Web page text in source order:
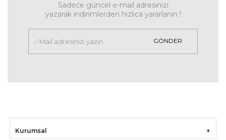
Sadece güncel e-mail adresinizi
yazarak indirimlerden hızlıca yararlanın !
GÖNDER
Kurumsal